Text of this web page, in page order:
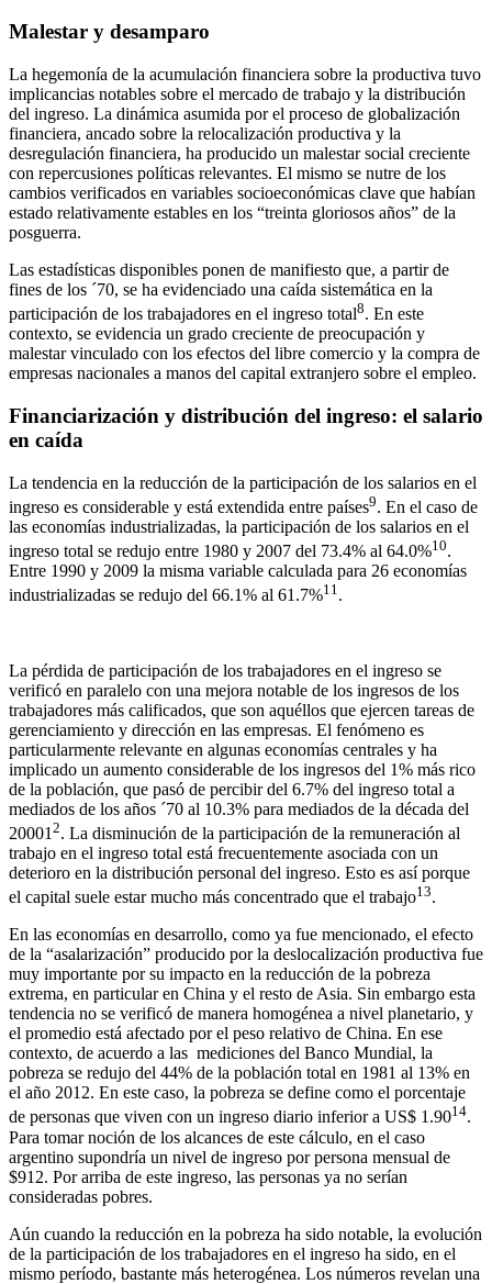
Malestar y desamparo
La hegemonía de la acumulación financiera sobre la productiva tuvo
implicancias notables sobre el mercado de trabajo y la distribución
del ingreso. La dinámica asumida por el proceso de globalización
financiera, ancado sobre la relocalización productiva y la
desregulación financiera, ha producido un malestar social creciente
con repercusiones políticas relevantes. El mismo se nutre de los
cambios verificados en variables socioeconómicas clave que habían
estado relativamente estables en los “treinta gloriosos años” de la
posguerra.
Las estadísticas disponibles ponen de manifiesto que, a partir de
fines de los ´70, se ha evidenciado una caída sistemática en la
participación de los trabajadores en el ingreso total8. En este
contexto, se evidencia un grado creciente de preocupación y
malestar vinculado con los efectos del libre comercio y la compra de
empresas nacionales a manos del capital extranjero sobre el empleo.
Financiarización y distribución del ingreso: el salario
en caída
La tendencia en la reducción de la participación de los salarios en el
ingreso es considerable y está extendida entre países9. En el caso de
las economías industrializadas, la participación de los salarios en el
ingreso total se redujo entre 1980 y 2007 del 73.4% al 64.0%10.
Entre 1990 y 2009 la misma variable calculada para 26 economías
industrializadas se redujo del 66.1% al 61.7%11.
La pérdida de participación de los trabajadores en el ingreso se
verificó en paralelo con una mejora notable de los ingresos de los
trabajadores más calificados, que son aquéllos que ejercen tareas de
gerenciamiento y dirección en las empresas. El fenómeno es
particularmente relevante en algunas economías centrales y ha
implicado un aumento considerable de los ingresos del 1% más rico
de la población, que pasó de percibir del 6.7% del ingreso total a
mediados de los años ´70 al 10.3% para mediados de la década del
20001 2. La disminución de la participación de la remuneración al
trabajo en el ingreso total está frecuentemente asociada con un
deterioro en la distribución personal del ingreso. Esto es así porque
el capital suele estar mucho más concentrado que el trabajo13.
En las economías en desarrollo, como ya fue mencionado, el efecto
de la “asalarización” producido por la deslocalización productiva fue
muy importante por su impacto en la reducción de la pobreza
extrema, en particular en China y el resto de Asia. Sin embargo esta
tendencia no se verificó de manera homogénea a nivel planetario, y
el promedio está afectado por el peso relativo de China. En ese
contexto, de acuerdo a las mediciones del Banco Mundial, la
pobreza se redujo del 44% de la población total en 1981 al 13% en
el año 2012. En este caso, la pobreza se define como el porcentaje
de personas que viven con un ingreso diario inferior a US$ 1.9014.
Para tomar noción de los alcances de este cálculo, en el caso
argentino supondría un nivel de ingreso por persona mensual de
$912. Por arriba de este ingreso, las personas ya no serían
consideradas pobres.
Aún cuando la reducción en la pobreza ha sido notable, la evolución
de la participación de los trabajadores en el ingreso ha sido, en el
mismo período, bastante más heterogénea. Los números revelan una